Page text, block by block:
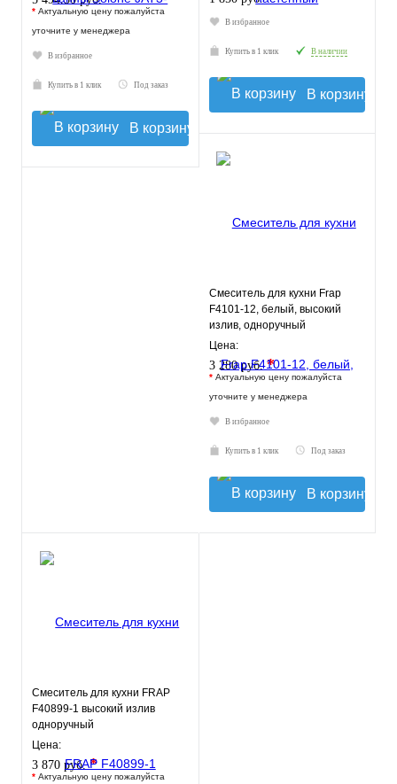
* Актуальную цену пожалуйста
уточните у менеджера
В избранное
Купить в 1 клик Под заказ
В корзину
В избранное
Купить в 1 клик В наличии
В корзину
Смеситель для кухни Frap
F4101-12, белый, высокий
излив, одноручный
Цена:
3 280 руб.*
* Актуальную цену пожалуйста
уточните у менеджера
В избранное
Купить в 1 клик Под заказ
В корзину
Смеситель для кухни FRAP
F40899-1 высокий излив
одноручный
Цена:
3 870 руб.*
* Актуальную цену пожалуйста